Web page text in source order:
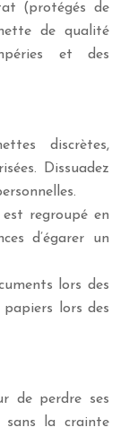
(protégés de
de qualité
et des
discrètes,
Dissuadez
regroupé en
d’égarer un
lors des
lors des
de perdre ses
sans la crainte